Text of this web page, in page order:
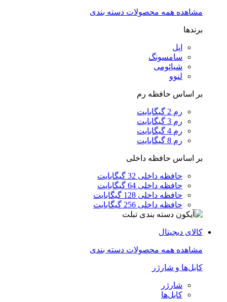
مشاهده همه محصولات دسته بندی
برندها
اپل
سامسونگ
شیائومی
لنوو
بر اساس حافظه رم
رم 2 گیگابایت
رم 3 گیگابایت
رم 4 گیگابایت
رم 8 گیگابایت
بر اساس حافظه داخلی
حافظه داخلی 32 گیگابایت
حافظه داخلی 64 گیگابایت
حافظه داخلی 128 گیگابایت
حافظه داخلی 256 گیگابایت
کالای دیجیتال
مشاهده همه محصولات دسته بندی
کابل‌ها و شارژر
شارژر
کابل‌ها